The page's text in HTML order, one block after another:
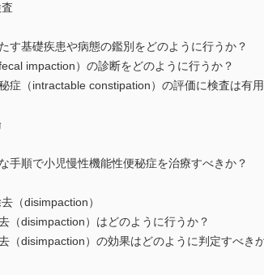
す基礎疾患や病態の鑑別をどのように行うか？
impaction）の診断をどのように行うか？
症（intractable constipation）の評価に検査は有用
手順で小児慢性機能性便秘症を治療すべきか？
（disimpaction）
（disimpaction）はどのように行うか？
（disimpaction）の効果はどのように判定すべき